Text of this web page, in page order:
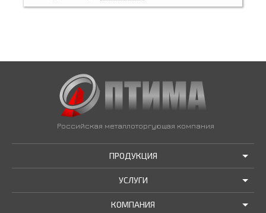
Российская металлоторгующая компания
ПРОДУКЦИЯ
АКЦИИ И РАСПРОДАЖИ
ТРУБЫ В НАЛИЧИИ
УСЛУГИ
ДОСТАВКА
КОМПАНИЯ